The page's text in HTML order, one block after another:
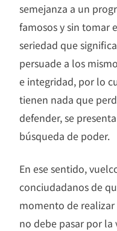
semejanza a un
famosos y sin tomar
seriedad que
persuade a los
e integridad, por lo
tienen nada que
defender, se
búsqueda de poder.
En ese sentido,
conciudadanos de
momento de
no debe pasar por